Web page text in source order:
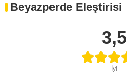
Beyazperde Eleştirisi
3,5
İyi